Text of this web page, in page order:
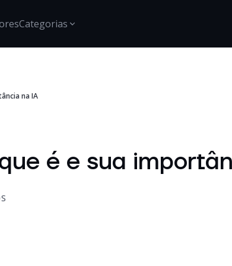
Categorias
inovação e transformação digital no mercado
corporativo.
na IA
é e sua